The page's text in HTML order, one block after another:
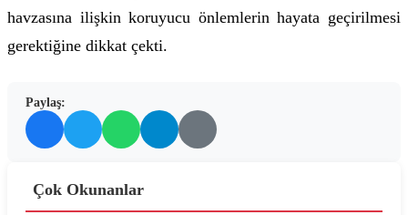
havzasına ilişkin koruyucu önlemlerin hayata geçirilmesi
gerektiğine dikkat çekti.
Paylaş:
Çok Okunanlar